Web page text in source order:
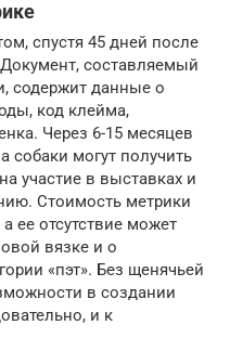
спустя 45 дней после
составляемый
содержит данные о
код клейма,
Через 6-15 месяцев
собаки могут получить
участие в выставках и
Стоимость метрики
ее отсутствие может
вязке и о
«пэт». Без щенячьей
в создании
и к